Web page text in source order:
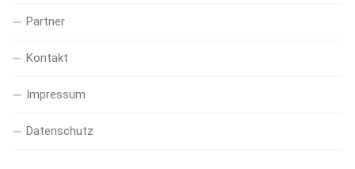
Partner
Kontakt
Impressum
Datenschutz